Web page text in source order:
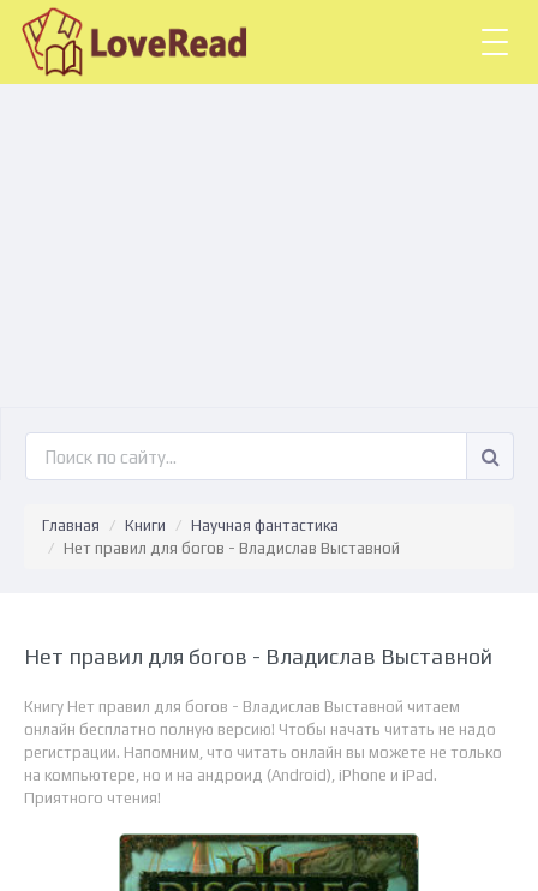
Главная Книги
Научная фантастика
Нет правил для богов - Владислав Выставной
Нет правил для богов - Владислав Выставной
Книгу Нет правил для богов - Владислав Выставной читаем
онлайн бесплатно полную версию! Чтобы начать читать не надо
регистрации. Напомним, что читать онлайн вы можете не только
на компьютере, но и на андроид (Android), iPhone и iPad.
Приятного чтения!